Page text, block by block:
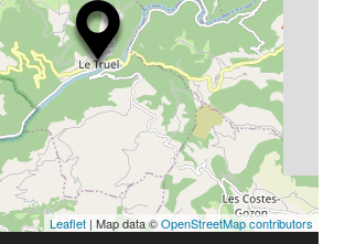
Leaflet | Map data ©OpenStreetMap contributors